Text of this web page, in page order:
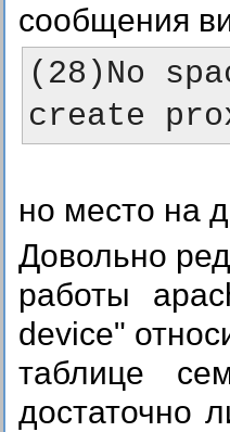
сообщения
(28)No
но место на
Довольно
работы
device"
таблице
достаточно